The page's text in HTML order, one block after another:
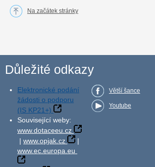
Na začátek stránky
Důležité odkazy
Elektronické podání
žádosti o podporu
(IS KP21+)
Související weby:
www.dotaceeu.cz
| www.opjak.cz
|
www.ec.europa.eu
Větší šance
Youtube